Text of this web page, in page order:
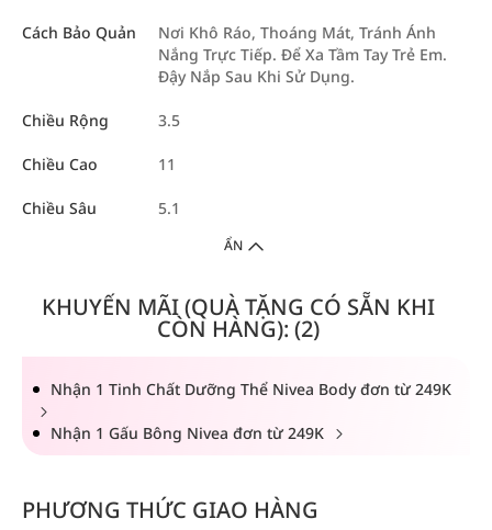
Cách Bảo Quản
Nơi Khô Ráo, Thoáng Mát, Tránh Ánh
Nắng Trực Tiếp. Để Xa Tầm Tay Trẻ Em.
Đậy Nắp Sau Khi Sử Dụng.
Chiều Rộng 3.5
Chiều Cao 11
Chiều Sâu 5.1
ẨN
KHUYẾN MÃI (QUÀ TẶNG CÓ SẴN KHI
CÒN HÀNG): (2)
Nhận 1 Tinh Chất Dưỡng Thể Nivea Body đơn từ 249K
Nhận 1 Gấu Bông Nivea đơn từ 249K
PHƯƠNG THỨC GIAO HÀNG